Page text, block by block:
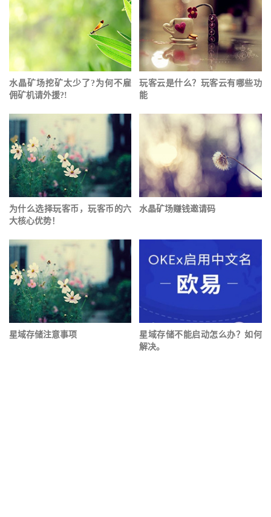
水晶矿场挖矿太少了?为何不雇
佣矿机请外援?!
玩客云是什么？玩客云有哪些功
能
为什么选择玩客币，玩客币的六
大核心优势！
水晶矿场赚钱邀请码
星域存储注意事项
星域存储不能启动怎么办？如何
解决。